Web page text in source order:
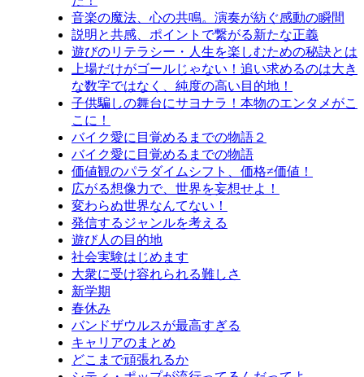
音楽の魔法、心の共鳴。演奏が紡ぐ感動の瞬間
説明と共感、ポイントで繋がる新たな正義
遊びのリテラシー・人生を楽しむための秘訣とは
上場だけがゴールじゃない！追い求めるのは大き
な数字ではなく、純度の高い目的地！
子供騙しの舞台にサヨナラ！本物のエンタメがこ
こに！
バイク愛に目覚めるまでの物語２
バイク愛に目覚めるまでの物語
価値観のパラダイムシフト、価格≠価値！
広がる想像力で、世界を妄想せよ！
変わらぬ世界なんてない！
発信するジャンルを考える
遊び人の目的地
社会実験はじめます
大衆に受け容れられる難しさ
新学期
春休み
バンドザウルスが最高すぎる
キャリアのまとめ
どこまで頑張れるか